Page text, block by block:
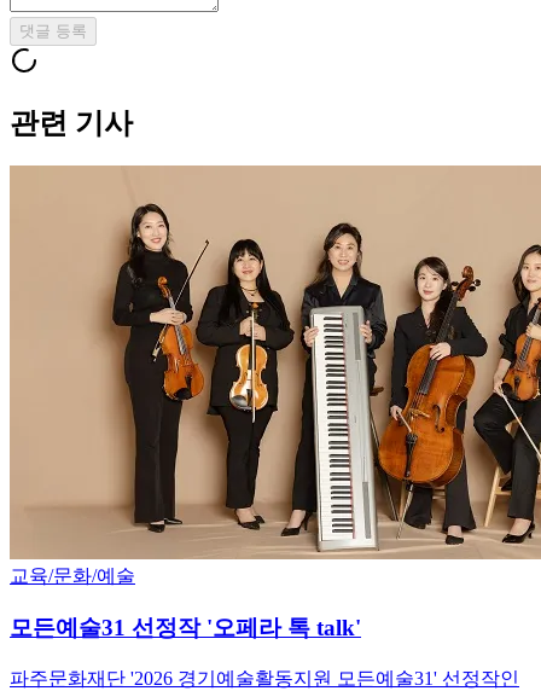
댓글 등록
관련 기사
교육/문화/예술
모든예술31 선정작 '오페라 톡 talk'
파주문화재단 '2026 경기예술활동지원 모든예술31' 선정작인